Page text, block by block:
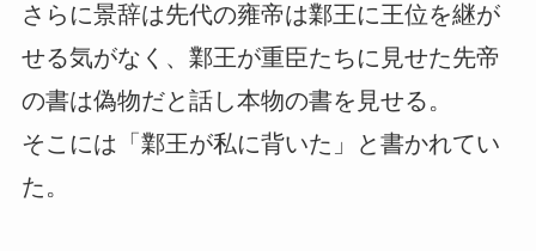
さらに景辞は先代の雍帝は鄴王に王位を継が
せる気がなく、鄴王が重臣たちに見せた先帝
の書は偽物だと話し本物の書を見せる。
そこには「鄴王が私に背いた」と書かれてい
た。